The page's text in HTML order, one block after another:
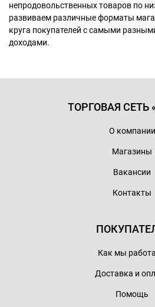
непродовольственных товаров по
развиваем различные форматы
круга покупателей с самыми
доходами.
ТОРГОВАЯ СЕТЬ
О компании
Магазины
Вакансии
Контакты
Как мы
Доставка и
Помощь